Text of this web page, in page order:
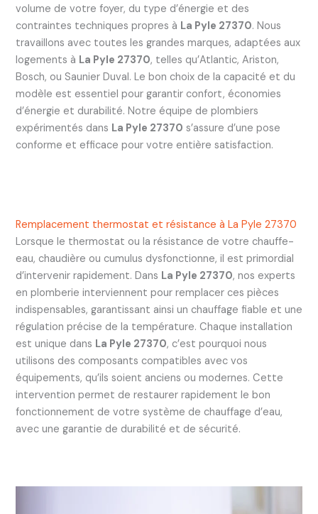
volume de votre foyer, du type d’énergie et des
contraintes techniques propres à La Pyle 27370. Nous
travaillons avec toutes les grandes marques, adaptées aux
logements à La Pyle 27370, telles qu’Atlantic, Ariston,
Bosch, ou Saunier Duval. Le bon choix de la capacité et du
modèle est essentiel pour garantir confort, économies
d’énergie et durabilité. Notre équipe de plombiers
expérimentés dans La Pyle 27370 s’assure d’une pose
conforme et efficace pour votre entière satisfaction.
Remplacement thermostat et résistance à La Pyle 27370
Lorsque le thermostat ou la résistance de votre chauffe-
eau, chaudière ou cumulus dysfonctionne, il est primordial
d’intervenir rapidement. Dans La Pyle 27370, nos experts
en plomberie interviennent pour remplacer ces pièces
indispensables, garantissant ainsi un chauffage fiable et une
régulation précise de la température. Chaque installation
est unique dans La Pyle 27370, c’est pourquoi nous
utilisons des composants compatibles avec vos
équipements, qu’ils soient anciens ou modernes. Cette
intervention permet de restaurer rapidement le bon
fonctionnement de votre système de chauffage d’eau,
avec une garantie de durabilité et de sécurité.